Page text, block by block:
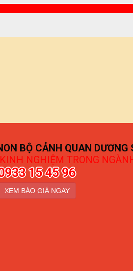
BỘ CẢNH QUAN DƯƠNG
NGHIỆM TRONG
15 45 96
XEM BÁO GIÁ NGAY